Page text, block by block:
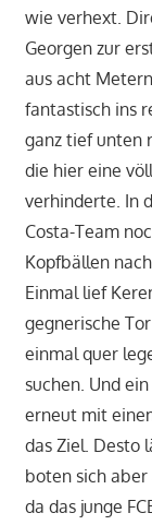
wie verhext.
Georgen zur
aus acht
fantastisch ins
ganz tief unten
die hier eine
verhinderte. In
Costa-Team
Kopfbällen
Einmal lief
gegnerische
einmal quer
suchen. Und
erneut mit
das Ziel. Desto
boten sich
da das junge